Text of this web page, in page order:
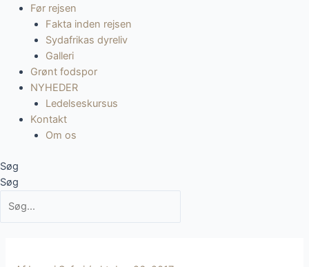
Før rejsen
Fakta inden rejsen
Sydafrikas dyreliv
Galleri
Grønt fodspor
NYHEDER
Ledelseskursus
Kontakt
Om os
Søg
Søg